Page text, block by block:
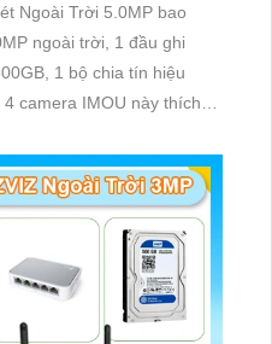
Ngoài Trời 5.0MP bao
ngoài trời, 1 đầu ghi
1 bộ chia tín hiệu
camera IMOU này thích